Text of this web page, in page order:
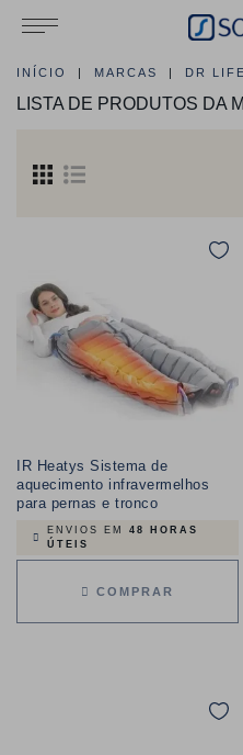
INÍCIO MARCAS DR LIFE
LISTA DE PRODUTOS DA
IR Heatys Sistema de
aquecimento infravermelhos
para pernas e tronco
ENVIOS EM 48 HORAS
ÚTEIS
COMPRAR